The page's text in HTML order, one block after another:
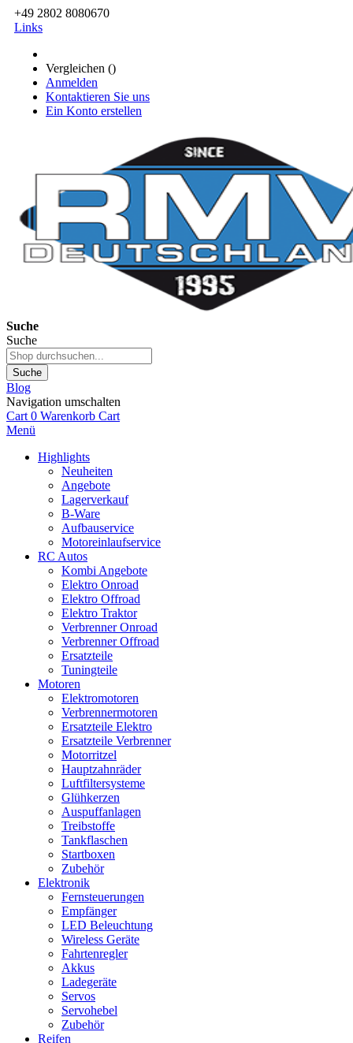
+49 2802 8080670
Links
Vergleichen ()
Anmelden
Kontaktieren Sie uns
Ein Konto erstellen
Suche
Suche
Suche
Blog
Navigation umschalten
Cart 0 Warenkorb Cart
Menü
Highlights
Neuheiten
Angebote
Lagerverkauf
B-Ware
Aufbauservice
Motoreinlaufservice
RC Autos
Kombi Angebote
Elektro Onroad
Elektro Offroad
Elektro Traktor
Verbrenner Onroad
Verbrenner Offroad
Ersatzteile
Tuningteile
Motoren
Elektromotoren
Verbrennermotoren
Ersatzteile Elektro
Ersatzteile Verbrenner
Motorritzel
Hauptzahnräder
Luftfiltersysteme
Glühkerzen
Auspuffanlagen
Treibstoffe
Tankflaschen
Startboxen
Zubehör
Elektronik
Fernsteuerungen
Empfänger
LED Beleuchtung
Wireless Geräte
Fahrtenregler
Akkus
Ladegeräte
Servos
Servohebel
Zubehör
Reifen